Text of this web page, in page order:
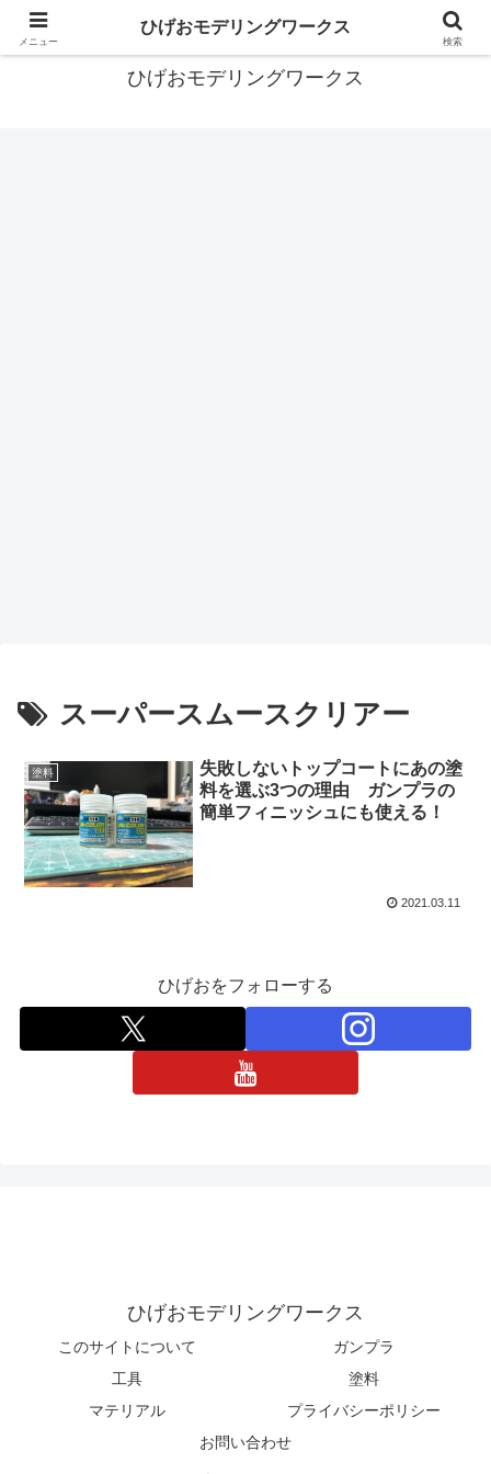
あなたの背中を押すガンプラブログ
ひげおモデリングワークス
スーパースムースクリアー
塗料
失敗しないトップコートにあの塗
料を選ぶ3つの理由 ガンプラの
簡単フィニッシュにも使える！
2021.03.11
ひげおをフォローする
ひげおモデリングワークス
このサイトについて
ガンプラ
工具
塗料
マテリアル
プライバシーポリシー
お問い合わせ
メニュー
ひげおモデリングワークス
検索